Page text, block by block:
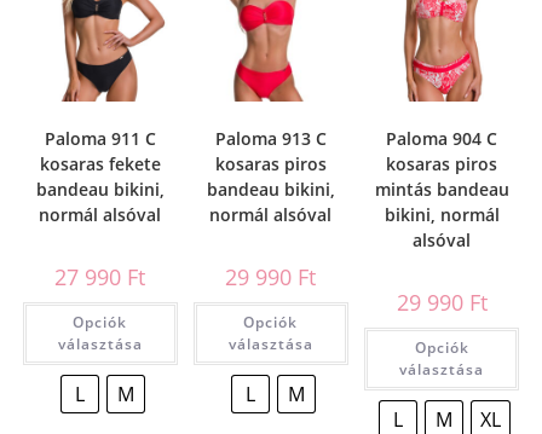
Paloma 911 C
kosaras fekete
bandeau bikini,
normál alsóval
27 990 Ft
Opciók
választása
L M
Paloma 913 C
kosaras piros
bandeau bikini,
normál alsóval
29 990 Ft
Opciók
választása
L M
Paloma 904 C
kosaras piros
mintás bandeau
bikini, normál
alsóval
29 990 Ft
Opciók
választása
L M XL